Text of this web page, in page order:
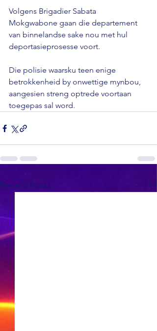
Volgens Brigadier Sabata
Mokgwabone gaan die departement
van binnelandse sake nou met hul
deportasieprosesse voort.
Die polisie waarsku teen enige
betrokkenheid by onwettige mynbou,
aangesien streng optrede voortaan
toegepas sal word.
Recent Posts See All